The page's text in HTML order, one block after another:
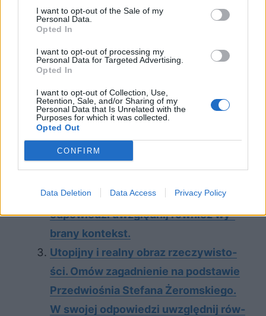
I want to opt-out of the Sale of my
Personal Data.
Opted In
I want to opt-out of processing my
Personal Data for Targeted Advertising.
Opted In
I want to opt-out of Collection, Use,
Retention, Sale, and/or Sharing of my
Personal Data that Is Unrelated with the
Purposes for which it was collected.
Opted Out
CONFIRM
Data Deletion Data Access Privacy Policy
Sprawdź także:
zagadnienie na podstawie Antygony
uwzględnij również wybrany
kontekst.
Woj­na i re­wo­lu­cja jako źró­dło skraj­
nych do­świad­czeń czło­wie­ka. Omów
śnia Ste­fa­na Żerom­skie­go. W swo­jej
od­po­wie­dzi uwzględ­nij rów­nież wy­
bra­ny kon­tekst.
Uto­pij­ny i re­al­ny ob­raz rze­czy­wi­sto­
ści. Omów za­gad­nie­nie na pod­sta­wie
Przed­wio­śnia Ste­fa­na Żerom­skie­go.
W swo­jej od­po­wie­dzi uwzględ­nij rów­